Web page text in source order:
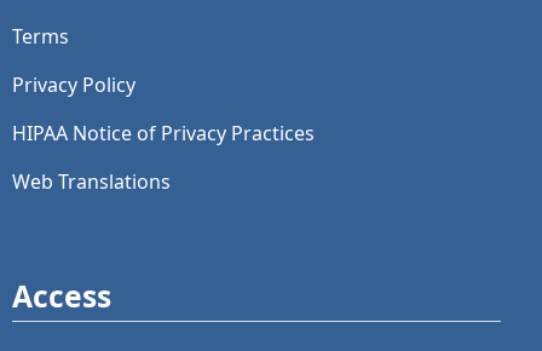
Terms
Privacy Policy
HIPAA Notice of Privacy Practices
Web Translations
Access